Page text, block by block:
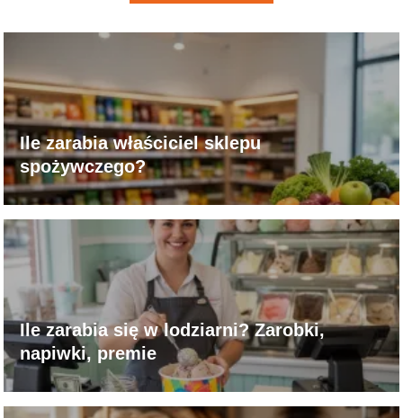
Ile zarabia właściciel sklepu
spożywczego?
Ile zarabia się w lodziarni? Zarobki,
napiwki, premie